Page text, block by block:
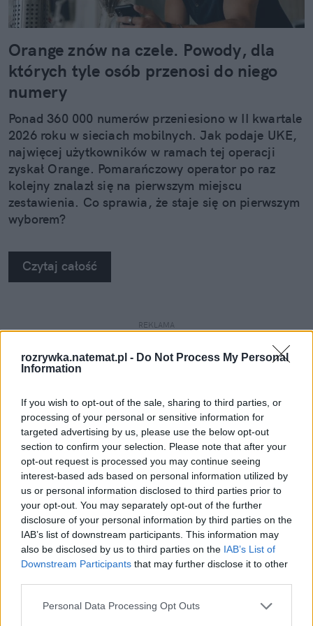
rozrywka.natemat.pl - Do Not Process My Personal
Information
If you wish to opt-out of the sale, sharing to third parties, or
processing of your personal or sensitive information for
targeted advertising by us, please use the below opt-out
section to confirm your selection. Please note that after your
opt-out request is processed you may continue seeing
interest-based ads based on personal information utilized by
us or personal information disclosed to third parties prior to
your opt-out. You may separately opt-out of the further
disclosure of your personal information by third parties on the
IAB’s list of downstream participants. This information may
also be disclosed by us to third parties on the IAB’s List of
Downstream Participants that may further disclose it to other
Personal Data Processing Opt Outs
Orange znów na czele. Powody, dla
których tyle osób przenosi do niego
numery
Ponad 360 000 numerów przeniesiono w II kwartale
2026 roku w sieciach mobilnych. Jak podaje UKE,
najwięcej użytkowników w ramach tej operacji
zyskał Orange. Pomarańczowy operator po raz
kolejny znalazł się na pierwszym miejscu
zestawienia. Co sprawia, że staje się on pierwszym
wyborem?
Czytaj całość
REKLAMA